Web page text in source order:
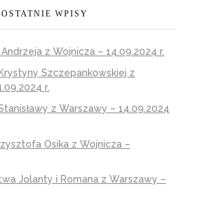
OSTATNIE WPISY
z Wojnicza – 14.09.2024 r.
Szczepankowskiej z
r.
z Warszawy – 14.09.2024
Osika z Wojnicza –
Jolanty i Romana z Warszawy –